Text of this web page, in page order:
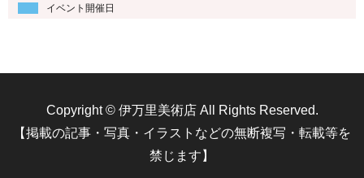
イベント開催日
Copyright © 伊万里美術店 All Rights Reserved.
【掲載の記事・写真・イラストなどの無断複写・転載等を
禁じます】